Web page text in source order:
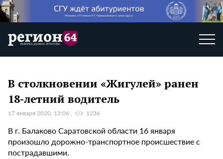
В столкновении «Жигулей» ранен
18-летний водитель
17 января 2020, 13:06 1236
В г. Балаково Саратовской области 16 января
произошло дорожно-транспортное происшествие с
пострадавшими.